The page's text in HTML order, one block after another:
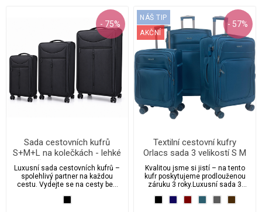
- 75%
Sada cestovních kufrů
S+M+L na kolečkách - lehké
rozšiřitelné textilní kufry s
výsuvným madlem
Luxusní sada cestovních kufrů –
spolehlivý partner na každou
cestu. Vydejte se na cesty bez
cestovních kufrů nabízí ideální
- 57%
NÁŠ TIP
AKČNÍ
Textilní cestovní kufry
Orlacs sada 3 velikostí S M
XL na 4 kolečkách s
rozšiřujícím zipem a
integrovaným zámkem
Kvalitou jsme si jistí – na tento
kufr poskytujeme prodlouženou
záruku 3 roky.Luxusní sada 3
vyrobena z ultralehkého a